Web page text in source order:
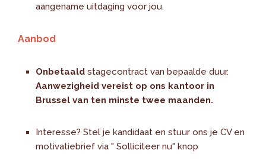
aangename uitdaging voor jou.
Aanbod
Onbetaald stagecontract van bepaalde duur.
Aanwezigheid vereist op ons kantoor in
Brussel van ten minste twee maanden.
Interesse? Stel je kandidaat en stuur ons je CV en
motivatiebrief via " Solliciteer nu" knop